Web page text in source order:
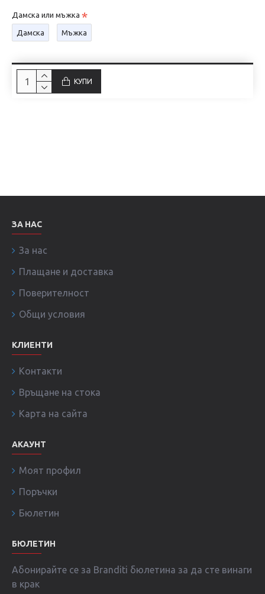
Дамска или мъжка
Дамска Мъжка
КУПИ
ЗА НАС
За нас
Плащане и доставка
Поверителност
Общи условия
КЛИЕНТИ
Контакти
Връщане на стока
Карта на сайта
АКАУНТ
Моят профил
Поръчки
Бюлетин
БЮЛЕТИН
Абонирайте се за Branditi бюлетина за да сте винаги
в крак